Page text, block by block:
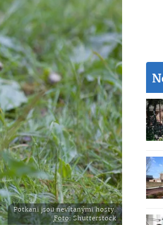
Potkani jsou nevítanými hosty.
Foto: Shutterstock